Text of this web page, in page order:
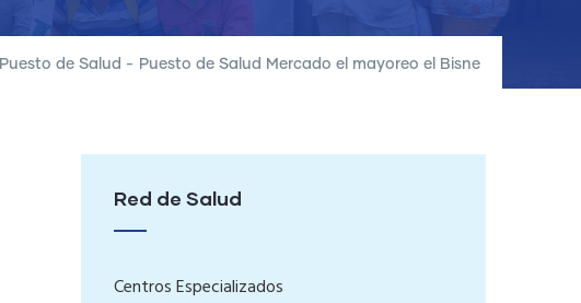
Puesto de Salud - Puesto de Salud Mercado el mayoreo el Bisne
Red de Salud
Centros Especializados